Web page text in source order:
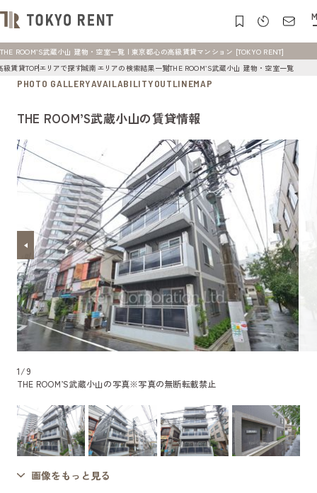
THE ROOM’S武蔵小山 建物・空室一覧 | 東京都心の高級賃貸マンション [TOKYO RENT]
級賃貸TOPエリアで探す城南エリアの検索結果一覧THE ROOM’S武蔵小山 建物・空室一覧
PHOTO GALLERYAVAILABILITYOUTLINEMAP
THE ROOM’S武蔵小山の賃貸情報
1/9
THE ROOM’S武蔵小山の写真※写真の無断転載禁止
画像をもっと見る